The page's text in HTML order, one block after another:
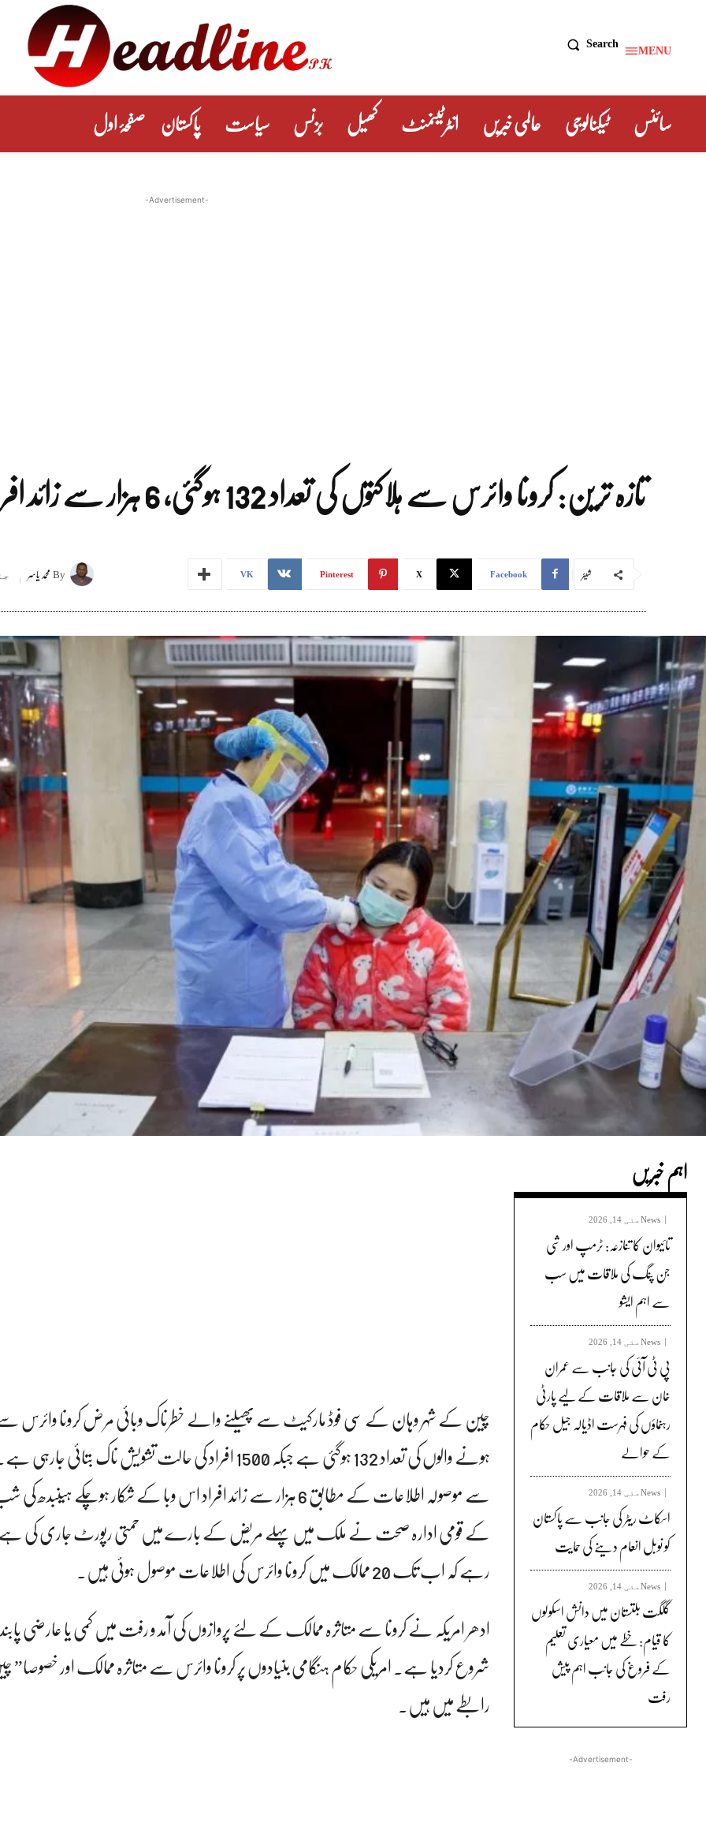
MENU
Search
سائنس ٹیکنالوجی عالمی خبریں انٹرٹینمنٹ کھیل بزنس سیاست پاکستان صفحۂ اول
-Advertisement-
تازہ ترین: کرونا وائرس سے ہلاکتوں کی تعداد 132 ہوگئی، 6 ہزار سے زائد افراد متاثر
Byمحمد یاسر شیئر Facebook
X
Pinterest
VK
چین کے شہر وہان کے سی فوڈ مارکیٹ سے پھیلنے والے خطرناک وبائی مرض کرونا وائرس
ہونے والوں کی تعداد 132 ہوگئی ہے جبکہ 1500 افراد کی حالت تشویش ناک بتائی
سے موصولہ اطلاعات کے مطابق 6 ہزار سے زائد افراد اس وبا کے شکار ہوچکے
کے قومی ادارہ صحت نے ملک میں پہلے مریض کے بارے میں حمتی رپورٹ جاری کی
رہے کہ اب تک 20 ممالک میں کرونا وائرس کی اطلاعات موصول ہوئی ہیں۔
ادھر امریکہ نے کرونا سے متاثرہ ممالک کے لئے پروازوں کی آمد و رفت میں کمی یا عارضی
شروع کردیا ہے۔ امریکی حکام ہنگامی بنیادوں پر کرونا وائرس سے متاثرہ ممالک اور
رابطے میں ہیں۔
اہم خبریں
News مئی 14, 2026
تائیوان کا تنازعہ: ٹرمپ اور شی
جن پنگ کی ملاقات میں سب
سے اہم ایشو
News مئی 14, 2026
پی ٹی آئی کی جانب سے عمران
خان سے ملاقات کے لیے پارٹی
رہنماؤں کی فہرست اڈیالہ جیل حکام
کے حوالے
News مئی 14, 2026
اسکاٹ ریٹر کی جانب سے پاکستان
کو نوبل انعام دینے کی حمایت
News مئی 14, 2026
گلگت بلتستان میں دانش اسکولوں
کا قیام: خطے میں معیاری تعلیم
کے فروغ کی جانب اہم پیش
رفت
-Advertisement-